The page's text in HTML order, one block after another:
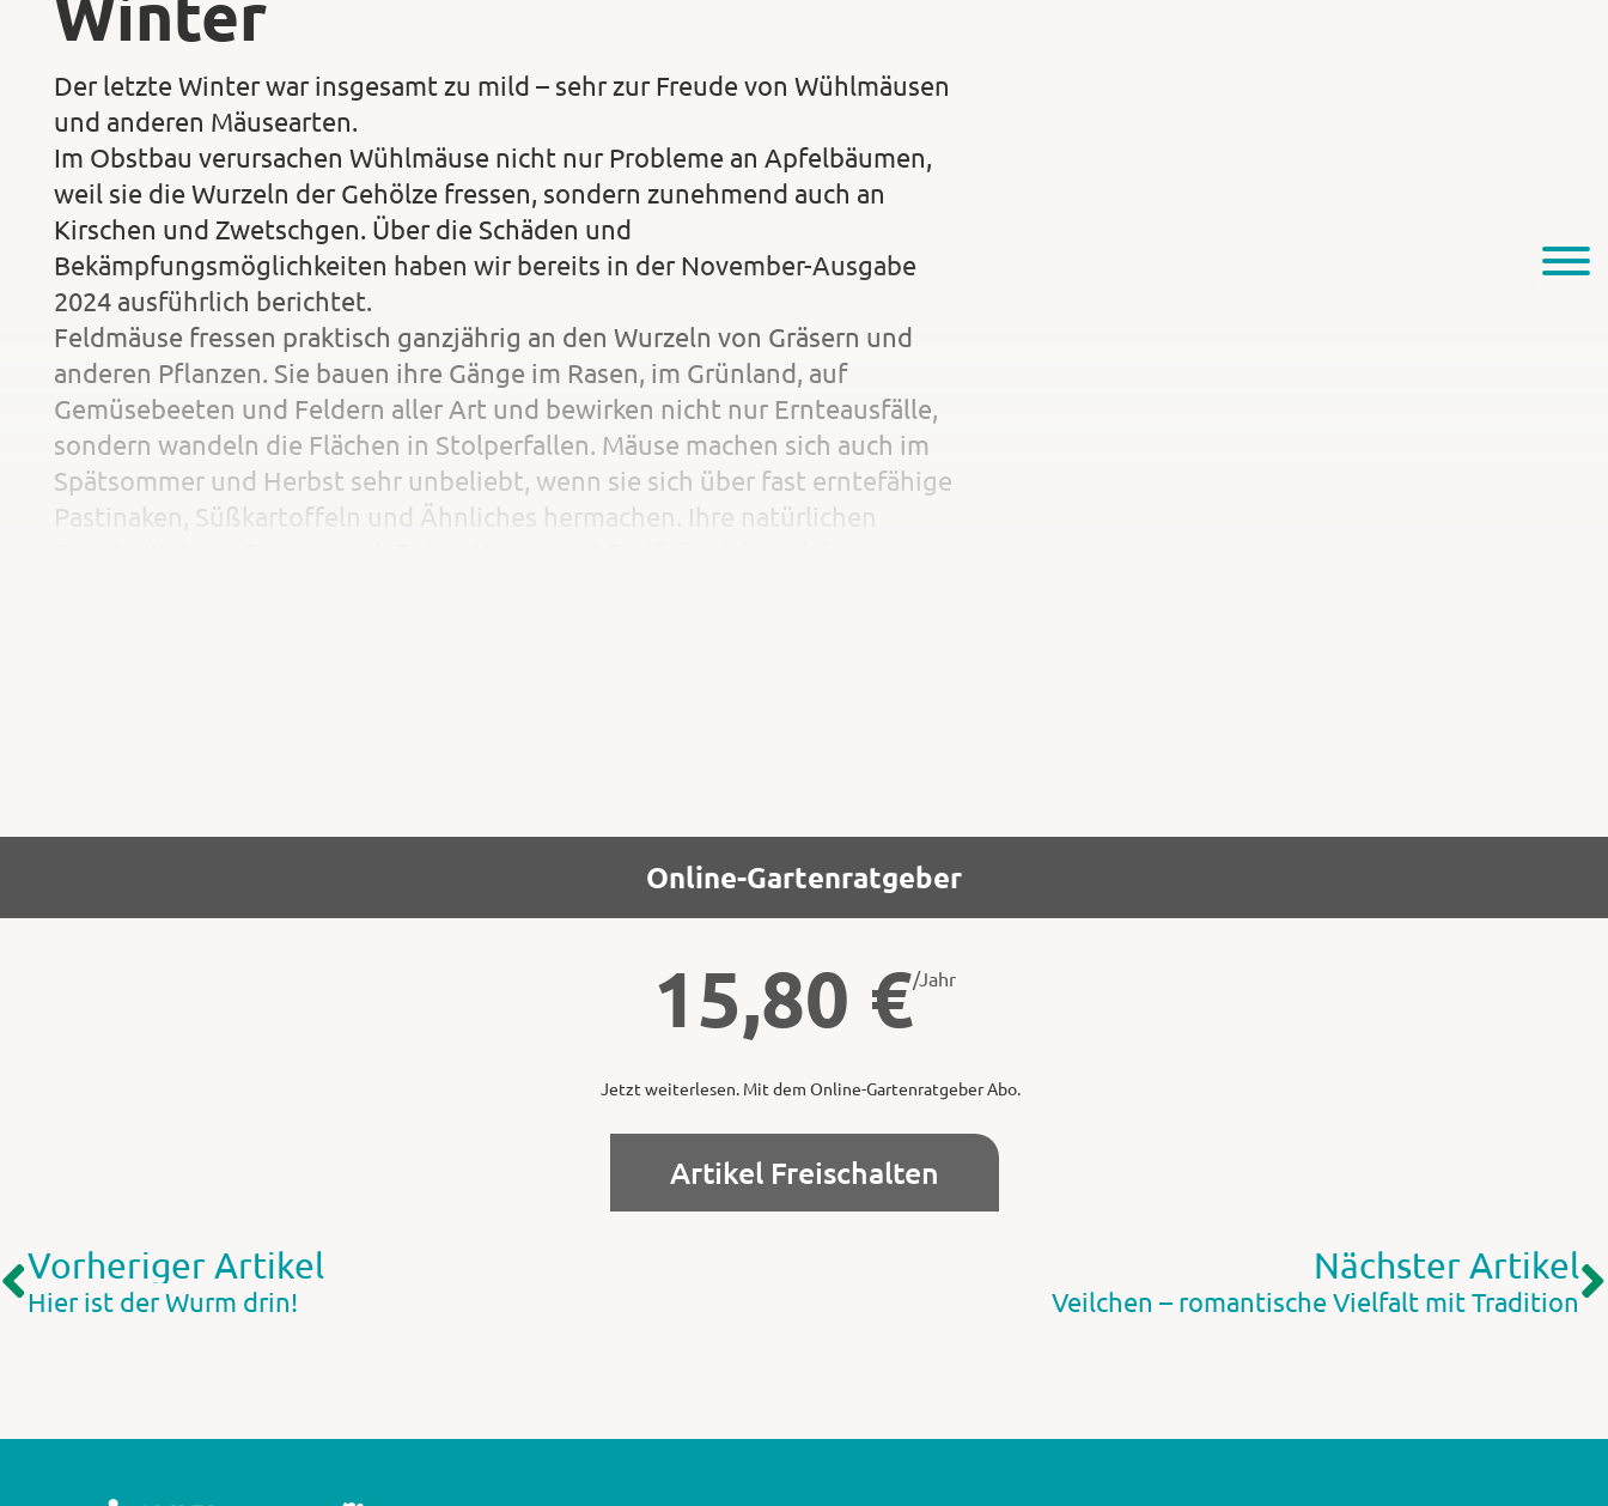
Der letzte Winter war insgesamt zu mild – sehr zur Freude von Wühlmäusen
und anderen Mäusearten.
Im Obstbau verursachen Wühlmäuse nicht nur Probleme an Apfelbäumen,
weil sie die Wurzeln der Gehölze fressen, sondern zunehmend auch an
Kirschen und Zwetschgen. Über die Schäden und
Bekämpfungsmöglichkeiten haben wir bereits in der November-Ausgabe
2024 ausführlich berichtet.
Feldmäuse fressen praktisch ganzjährig an den Wurzeln von Gräsern und
anderen Pflanzen. Sie bauen ihre Gänge im Rasen, im Grünland, auf
Gemüsebeeten und Feldern aller Art und bewirken nicht nur Ernteausfälle,
sondern wandeln die Flächen in Stolperfallen. Mäuse machen sich auch im
Spätsommer und Herbst sehr unbeliebt, wenn sie sich über fast erntefähige
Pastinaken, Süßkartoffeln und Ähnliches hermachen. Ihre natürlichen
Online-Gartenratgeber
15,80 €/Jahr
Jetzt weiterlesen. Mit dem Online-Gartenratgeber Abo.
Artikel Freischalten
Vorheriger Artikel
Hier ist der Wurm drin!
Nächster Artikel
Veilchen – romantische Vielfalt mit Tradition